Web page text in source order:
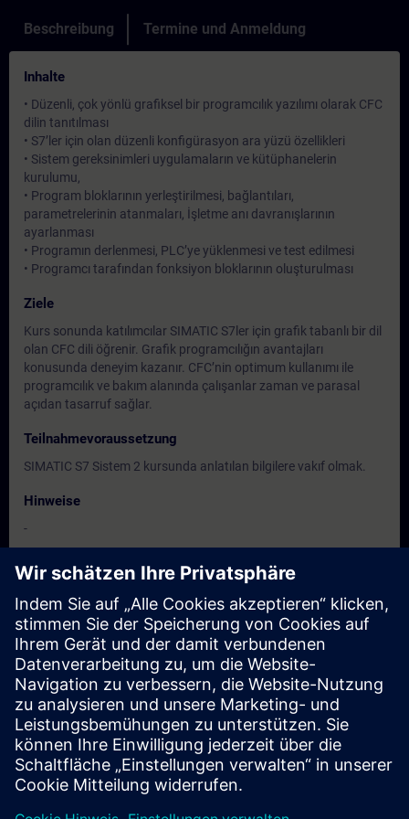
Beschreibung Termine und Anmeldung
Inhalte
• Düzenli, çok yönlü grafiksel bir programcılık yazılımı olarak CFC
dilin tanıtılması
• S7’ler için olan düzenli konfigürasyon ara yüzü özellikleri
• Sistem gereksinimleri uygulamaların ve kütüphanelerin
kurulumu,
• Program bloklarının yerleştirilmesi, bağlantıları,
parametrelerinin atanmaları, İşletme anı davranışlarının
ayarlanması
• Programın derlenmesi, PLC’ye yüklenmesi ve test edilmesi
• Programcı tarafından fonksiyon bloklarının oluşturulması
Ziele
Kurs sonunda katılımcılar SIMATIC S7ler için grafik tabanlı bir dil
olan CFC dili öğrenir. Grafik programcılığın avantajları
konusunda deneyim kazanır. CFC’nin optimum kullanımı ile
programcılık ve bakım alanında çalışanlar zaman ve parasal
açıdan tasarruf sağlar.
Teilnahmevoraussetzung
SIMATIC S7 Sistem 2 kursunda anlatılan bilgilere vakıf olmak.
Hinweise
-
Zielgruppe
personeli, mühendisler, teknisyenler.
Termine und Anmeldung
Derzeit sind keine Termine verfügbar
Setzen Sie sich auf die Interessentenliste und erhalten Sie eine
Benachrichtigung sobald neue Termine verfügbar sind.
Benachrichtigungsservice aktivieren